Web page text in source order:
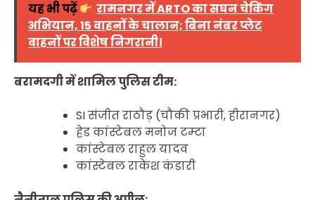
यह भी पढ़ें
रामनगर में ARTO का सघन चेकिंग
अभियान, 15 वाहनों के चालान; बिना नंबर प्लेट
वाहनों पर विशेष निगरानी।
बरामदगी में शामिल पुलिस टीम:
SI संजीत राठौड़ (चौकी प्रभारी, हीरानगर)
हेड कांस्टेबल मनोज टम्टा
कांस्टेबल राहुल यादव
कांस्टेबल राकेश कंडारी